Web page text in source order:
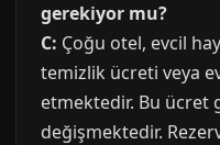
gerekiyor mu?
C: Çoğu otel, evcil
temizlik ücreti veya
etmektedir. Bu ücret
değişmektedir.